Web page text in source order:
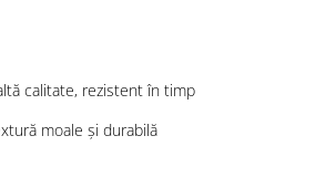
calitate, rezistent în timp
moale și durabilă